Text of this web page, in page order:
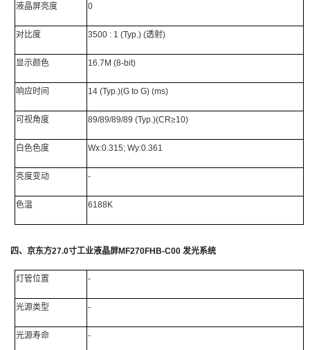
液晶屏亮度 0
对比度 3500 : 1 (Typ.) (透射)
显示颜色 16.7M (8-bit)
响应时间 14 (Typ.)(G to G) (ms)
可视角度 89/89/89/89 (Typ.)(CR≥10)
白色色度 Wx:0.315; Wy:0.361
亮度变动 -
色温 6188K
四、 京东方27.0寸工业液晶屏MF270FHB-C00 发光系统
灯管位置 -
光源类型 -
光源寿命 -